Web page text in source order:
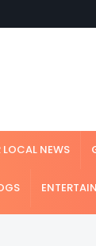
LOCAL NEWS